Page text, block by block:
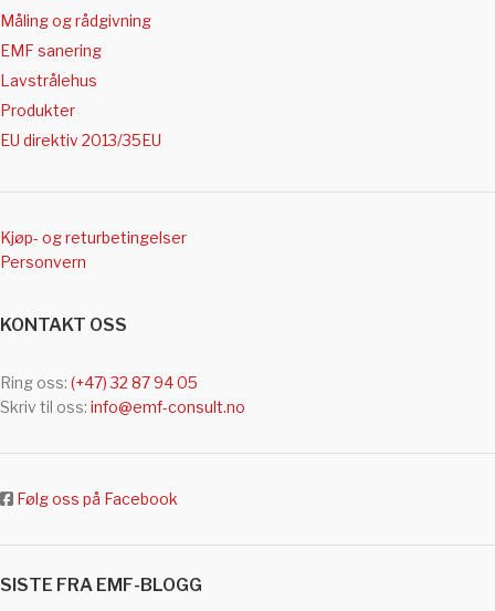
Måling og rådgivning
EMF sanering
Lavstrålehus
Produkter
EU direktiv 2013/35EU
Kjøp- og returbetingelser
Personvern
KONTAKT OSS
Ring oss: (+47) 32 87 94 05
Skriv til oss: info@emf-consult.no
Følg oss på Facebook
SISTE FRA EMF-BLOGG